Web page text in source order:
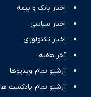
اخبار بانک و بیمه
اخبار سیاسی
اخبار تکنولوژی
آخر هفته
آرشیو تمام ویدیوها
آرشیو تمام پادکست ها